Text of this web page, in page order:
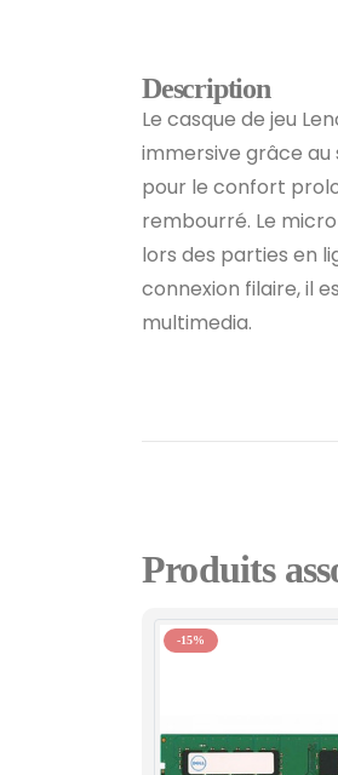
Description
Le casque de jeu
immersive grâce au
pour le confort
rembourré. Le
lors des parties en
connexion filaire, il
multimedia.
Produits
-15%